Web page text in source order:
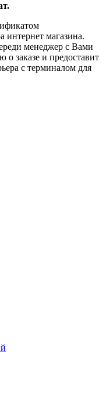
интернет магазина.
менеджер с Вами
заказе и предоставит
с терминалом для